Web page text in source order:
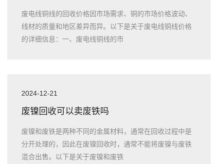
废电线铜线的回收价格因市场需求、铜的市场价格波动、
线材的质量和地区差异而异。以下是关于废电线铜线价格
的详细信息：一、废电线铜线的市
2024-12-21
废镍回收可以卖废铁吗
废镍和废铁是两种不同的金属材料，通常在回收过程中是
分开处理的，因此在废镍回收时，通常不能将废镍与废铁
混合出售。以下是关于废镍和废铁